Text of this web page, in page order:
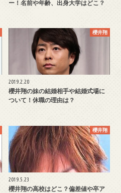
ー！名前や年齢、出身大学はどこ？
櫻井翔
2019.2.20
櫻井翔の妹の結婚相手や結婚式場に
ついて！休職の理由は？
櫻井翔
2019.5.23
櫻井翔の高校はどこ？偏差値や卒ア